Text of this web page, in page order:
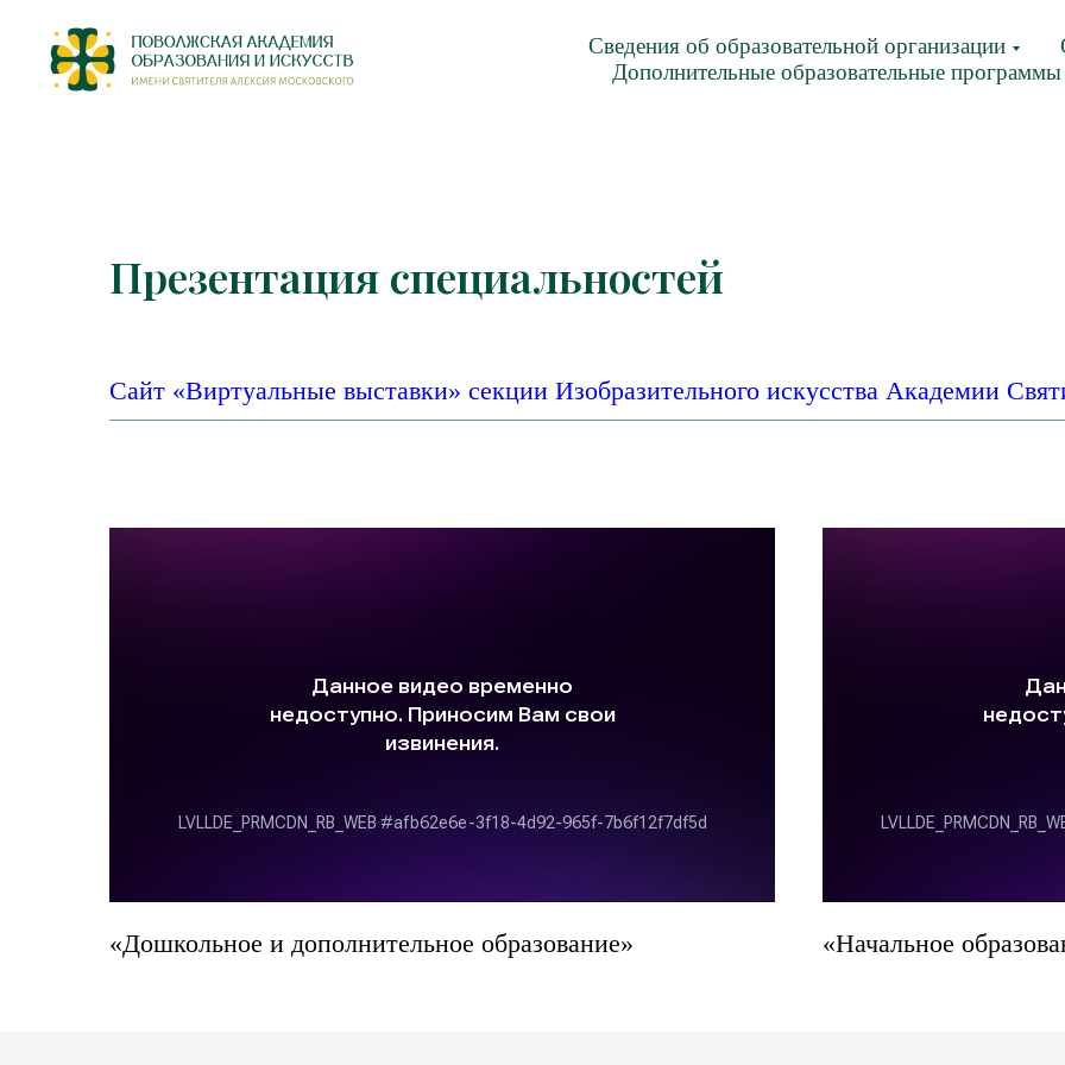
Сведения об образовательной организации
Дополнительные образовательные программы
Презентация специальностей
Сайт «Виртуальные выставки» секции Изобразительного искусства Академии
«Дошкольное и дополнительное образование» «Начальное